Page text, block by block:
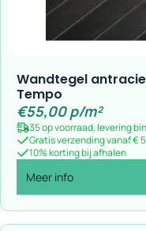
Wandtegel
Tempo
€55,00p/m²
35 op voorraad, levering
Gratis verzending vanaf €
10% korting bij afhalen
Meer info